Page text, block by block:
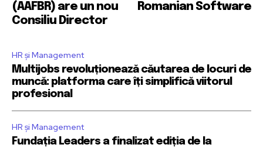
(AAFBR) are un nou
Consiliu Director
Romanian Software
HR și Management
Multijobs revoluționează căutarea de locuri de
muncă: platforma care îți simplifică viitorul
profesional
HR și Management
Fundația Leaders a finalizat ediția de la